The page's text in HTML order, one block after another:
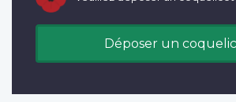
Déposer un